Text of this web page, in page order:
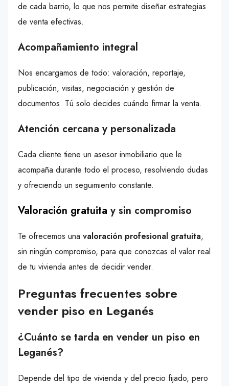
de cada barrio, lo que nos permite diseñar estrategias
de venta efectivas.
Acompañamiento integral
Nos encargamos de todo: valoración, reportaje,
publicación, visitas, negociación y gestión de
documentos. Tú solo decides cuándo firmar la venta.
Atención cercana y personalizada
Cada cliente tiene un asesor inmobiliario que le
acompaña durante todo el proceso, resolviendo dudas
y ofreciendo un seguimiento constante.
Valoración gratuita y sin compromiso
Te ofrecemos una valoración profesional gratuita,
sin ningún compromiso, para que conozcas el valor real
de tu vivienda antes de decidir vender.
Preguntas frecuentes sobre
vender piso en Leganés
¿Cuánto se tarda en vender un piso en
Leganés?
Depende del tipo de vivienda y del precio fijado, pero